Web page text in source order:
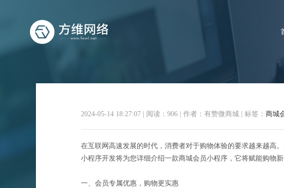
赋能购物新体验：
2024-05-14 18:27:07 阅读：906 作者：有赞微商城 标签： 商城
在互联网高速发展的时代，消费者对于购物体验的要求越来越高
小程序开发将为您详细介绍一款商城会员小程序，它将赋能购物
一、会员专属优惠，购物更实惠